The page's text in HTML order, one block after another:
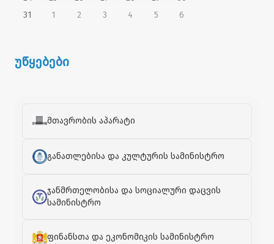
31
1 2 3 4 5 6
უწყებები
მთავრობის აპარატი
განათლებისა და კულტურის სამინისტრო
ჯანმრთელობისა და სოციალური დაცვის
სამინისტრო
ფინანსთა და ეკონომიკის სამინისტრო